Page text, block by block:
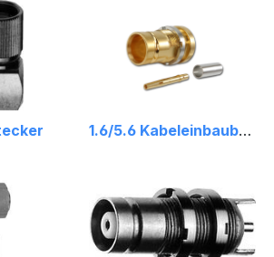
1.6/5.6 Kabeleinbaubuchse Crimp